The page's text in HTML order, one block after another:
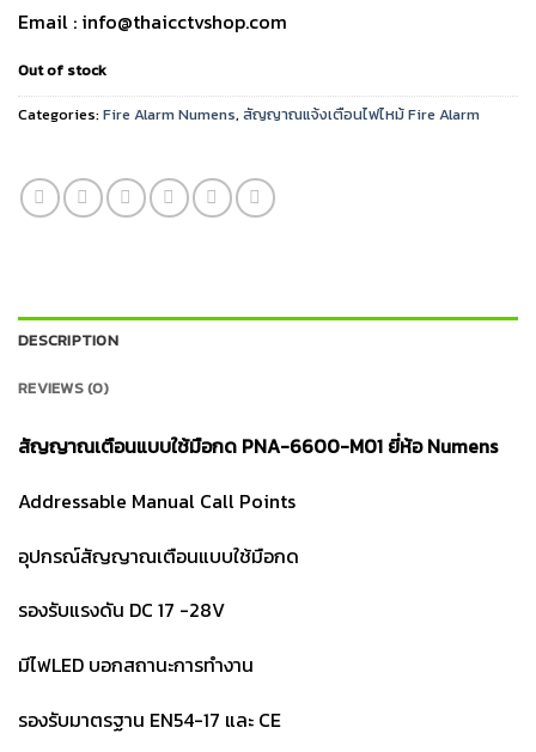
Email : info@thaicctvshop.com
Out of stock
Categories:Fire Alarm Numens, สัญญาณแจ้งเตือนไฟไหม้ Fire Alarm
DESCRIPTION
REVIEWS (0)
สัญญาณเตือนแบบใช้มือกด PNA-6600-M01 ยี่ห้อ Numens
Addressable Manual Call Points
อุปกรณ์สัญญาณเตือนแบบใช้มือกด
รองรับแรงดัน DC 17 -28V
มีไฟLED บอกสถานะการทำงาน
รองรับมาตรฐาน EN54-17 และ CE